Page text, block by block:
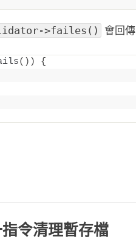
>failes() 會回傳
())
{
令清理暫存檔